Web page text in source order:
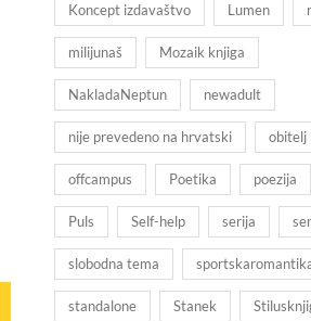
Koncept izdavaštvo Lumen
milijunaš Mozaik knjiga
NakladaNeptun newadult
nije prevedeno na hrvatski obitelj
offcampus Poetika poezija
Puls Self-help serija
slobodna tema
standalone Stanek